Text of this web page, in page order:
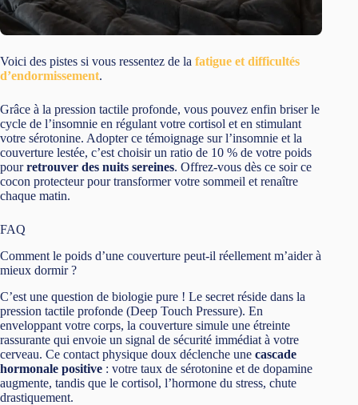
Voici des pistes si vous ressentez de la fatigue et difficultés
d’endormissement.
Grâce à la pression tactile profonde, vous pouvez enfin briser le
cycle de l’insomnie en régulant votre cortisol et en stimulant
votre sérotonine. Adopter ce témoignage sur l’insomnie et la
couverture lestée, c’est choisir un ratio de 10 % de votre poids
pourretrouver des nuits sereines. Offrez-vous dès ce soir ce
cocon protecteur pour transformer votre sommeil et renaître
chaque matin.
FAQ
Comment le poids d’une couverture peut-il réellement m’aider à
mieux dormir ?
C’est une question de biologie pure ! Le secret réside dans la
pression tactile profonde (Deep Touch Pressure). En
enveloppant votre corps, la couverture simule une étreinte
rassurante qui envoie un signal de sécurité immédiat à votre
cerveau. Ce contact physique doux déclenche une cascade
hormonale positive : votre taux de sérotonine et de dopamine
augmente, tandis que le cortisol, l’hormone du stress, chute
drastiquement.